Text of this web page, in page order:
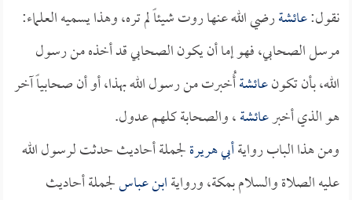
نقول:عائشةرضي الله عنها روت شيئاً لم تره، وهذا يسميه العلماء:
مرسل الصحابي، فهو إما أن يكون الصحابي قد أخذه من رسول
الله، بأن تكونعائشةأُخبرت من رسول الله بهذا، أو أن صحابياً آخر
هو الذي أخبرعائشة، والصحابة كلهم عدول.
ومن هذا الباب روايةأبي هريرةلجملة أحاديث حدثت لرسول الله
عليه الصلاة والسلام بمكة، وروايةابن عباسلجملة أحاديث